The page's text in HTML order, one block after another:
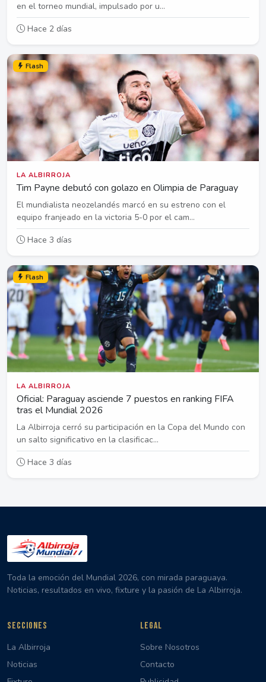
en el torneo mundial, impulsado por u...
Hace 2 días
Flash
LA ALBIRROJA
Tim Payne debutó con golazo en Olimpia de Paraguay
El mundialista neozelandés marcó en su estreno con el
equipo franjeado en la victoria 5-0 por el cam...
Hace 3 días
Flash
LA ALBIRROJA
Oficial: Paraguay asciende 7 puestos en ranking FIFA
tras el Mundial 2026
La Albirroja cerró su participación en la Copa del Mundo con
un salto significativo en la clasificac...
Hace 3 días
Toda la emoción del Mundial 2026, con mirada paraguaya.
Noticias, resultados en vivo, fixture y la pasión de La Albirroja.
SECCIONES
La Albirroja
Noticias
LEGAL
Sobre Nosotros
Contacto